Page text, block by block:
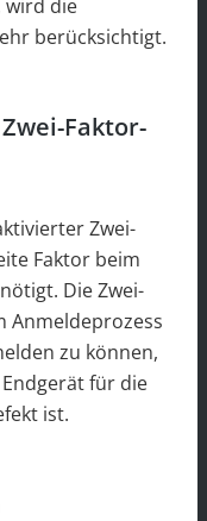
wird die
berücksichtigt.
Faktor-
Zwei-
Faktor beim
Die Zwei-
Anmeldeprozess
zu können,
für die
ist.